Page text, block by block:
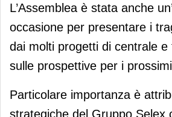
L’Assemblea è stata anche
occasione per presentare i
dai molti progetti di centrale e
sulle prospettive per i
Particolare importanza è
strategiche del Gruppo Selex